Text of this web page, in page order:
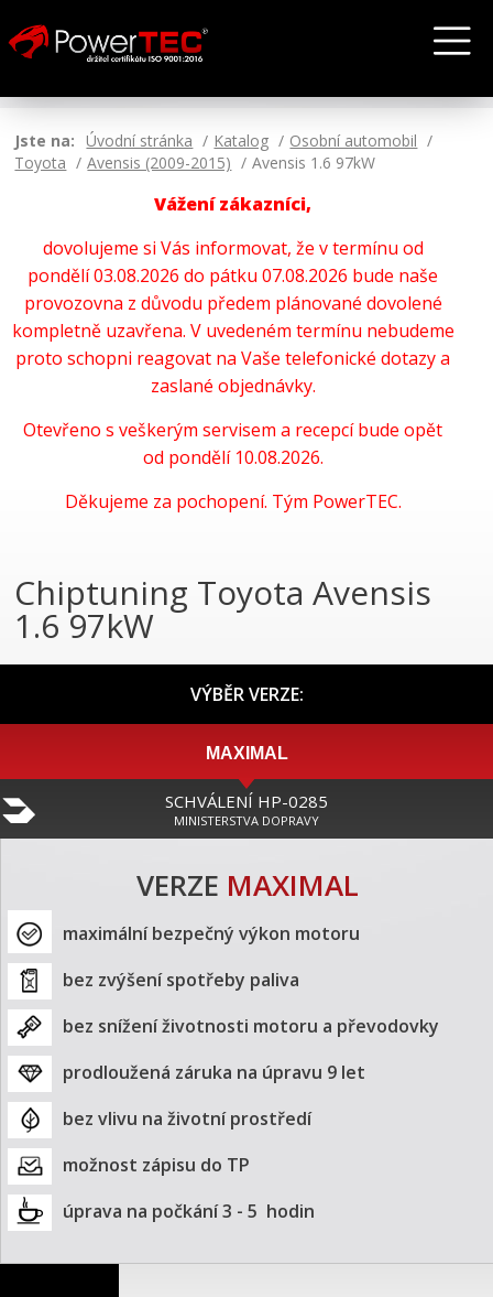
Jste na: Úvodní stránka Katalog
Osobní automobil
Toyota
Avensis (2009-2015) Avensis 1.6 97kW
Vážení zákazníci,
dovolujeme si Vás informovat, že v termínu od
pondělí 03.08.2026 do pátku 07.08.2026 bude naše
provozovna z důvodu předem plánované dovolené
kompletně uzavřena. V uvedeném termínu nebudeme
proto schopni reagovat na Vaše telefonické dotazy a
zaslané objednávky.
Otevřeno s veškerým servisem a recepcí bude opět
od pondělí 10.08.2026.
Děkujeme za pochopení. Tým PowerTEC.
Chiptuning Toyota Avensis
1.6 97kW
VÝBĚR VERZE:
MAXIMAL
SCHVÁLENÍ HP-0285
MINISTERSTVA DOPRAVY
VERZE MAXIMAL
maximální bezpečný výkon motoru
bez zvýšení spotřeby paliva
bez snížení životnosti motoru a převodovky
prodloužená záruka na úpravu 9 let
bez vlivu na životní prostředí
možnost zápisu do TP
úprava na počkání 3 - 5  hodin